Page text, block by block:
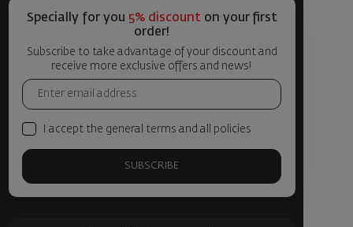
Specially for you 5% discount on your first
order!
Subscribe to take advantage of your discount and
receive more exclusive offers and news!
I accept the general terms and all policies
SUBSCRIBE